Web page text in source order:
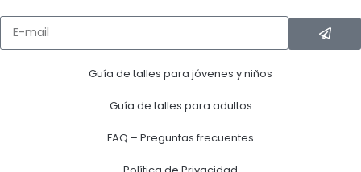
Guía de talles para jóvenes y niños
Guía de talles para adultos
FAQ – Preguntas frecuentes